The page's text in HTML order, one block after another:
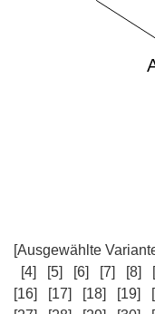
[Ausgewählte
[4]
[5] [6] [7] [8]
[16]
[17] [18] [19]